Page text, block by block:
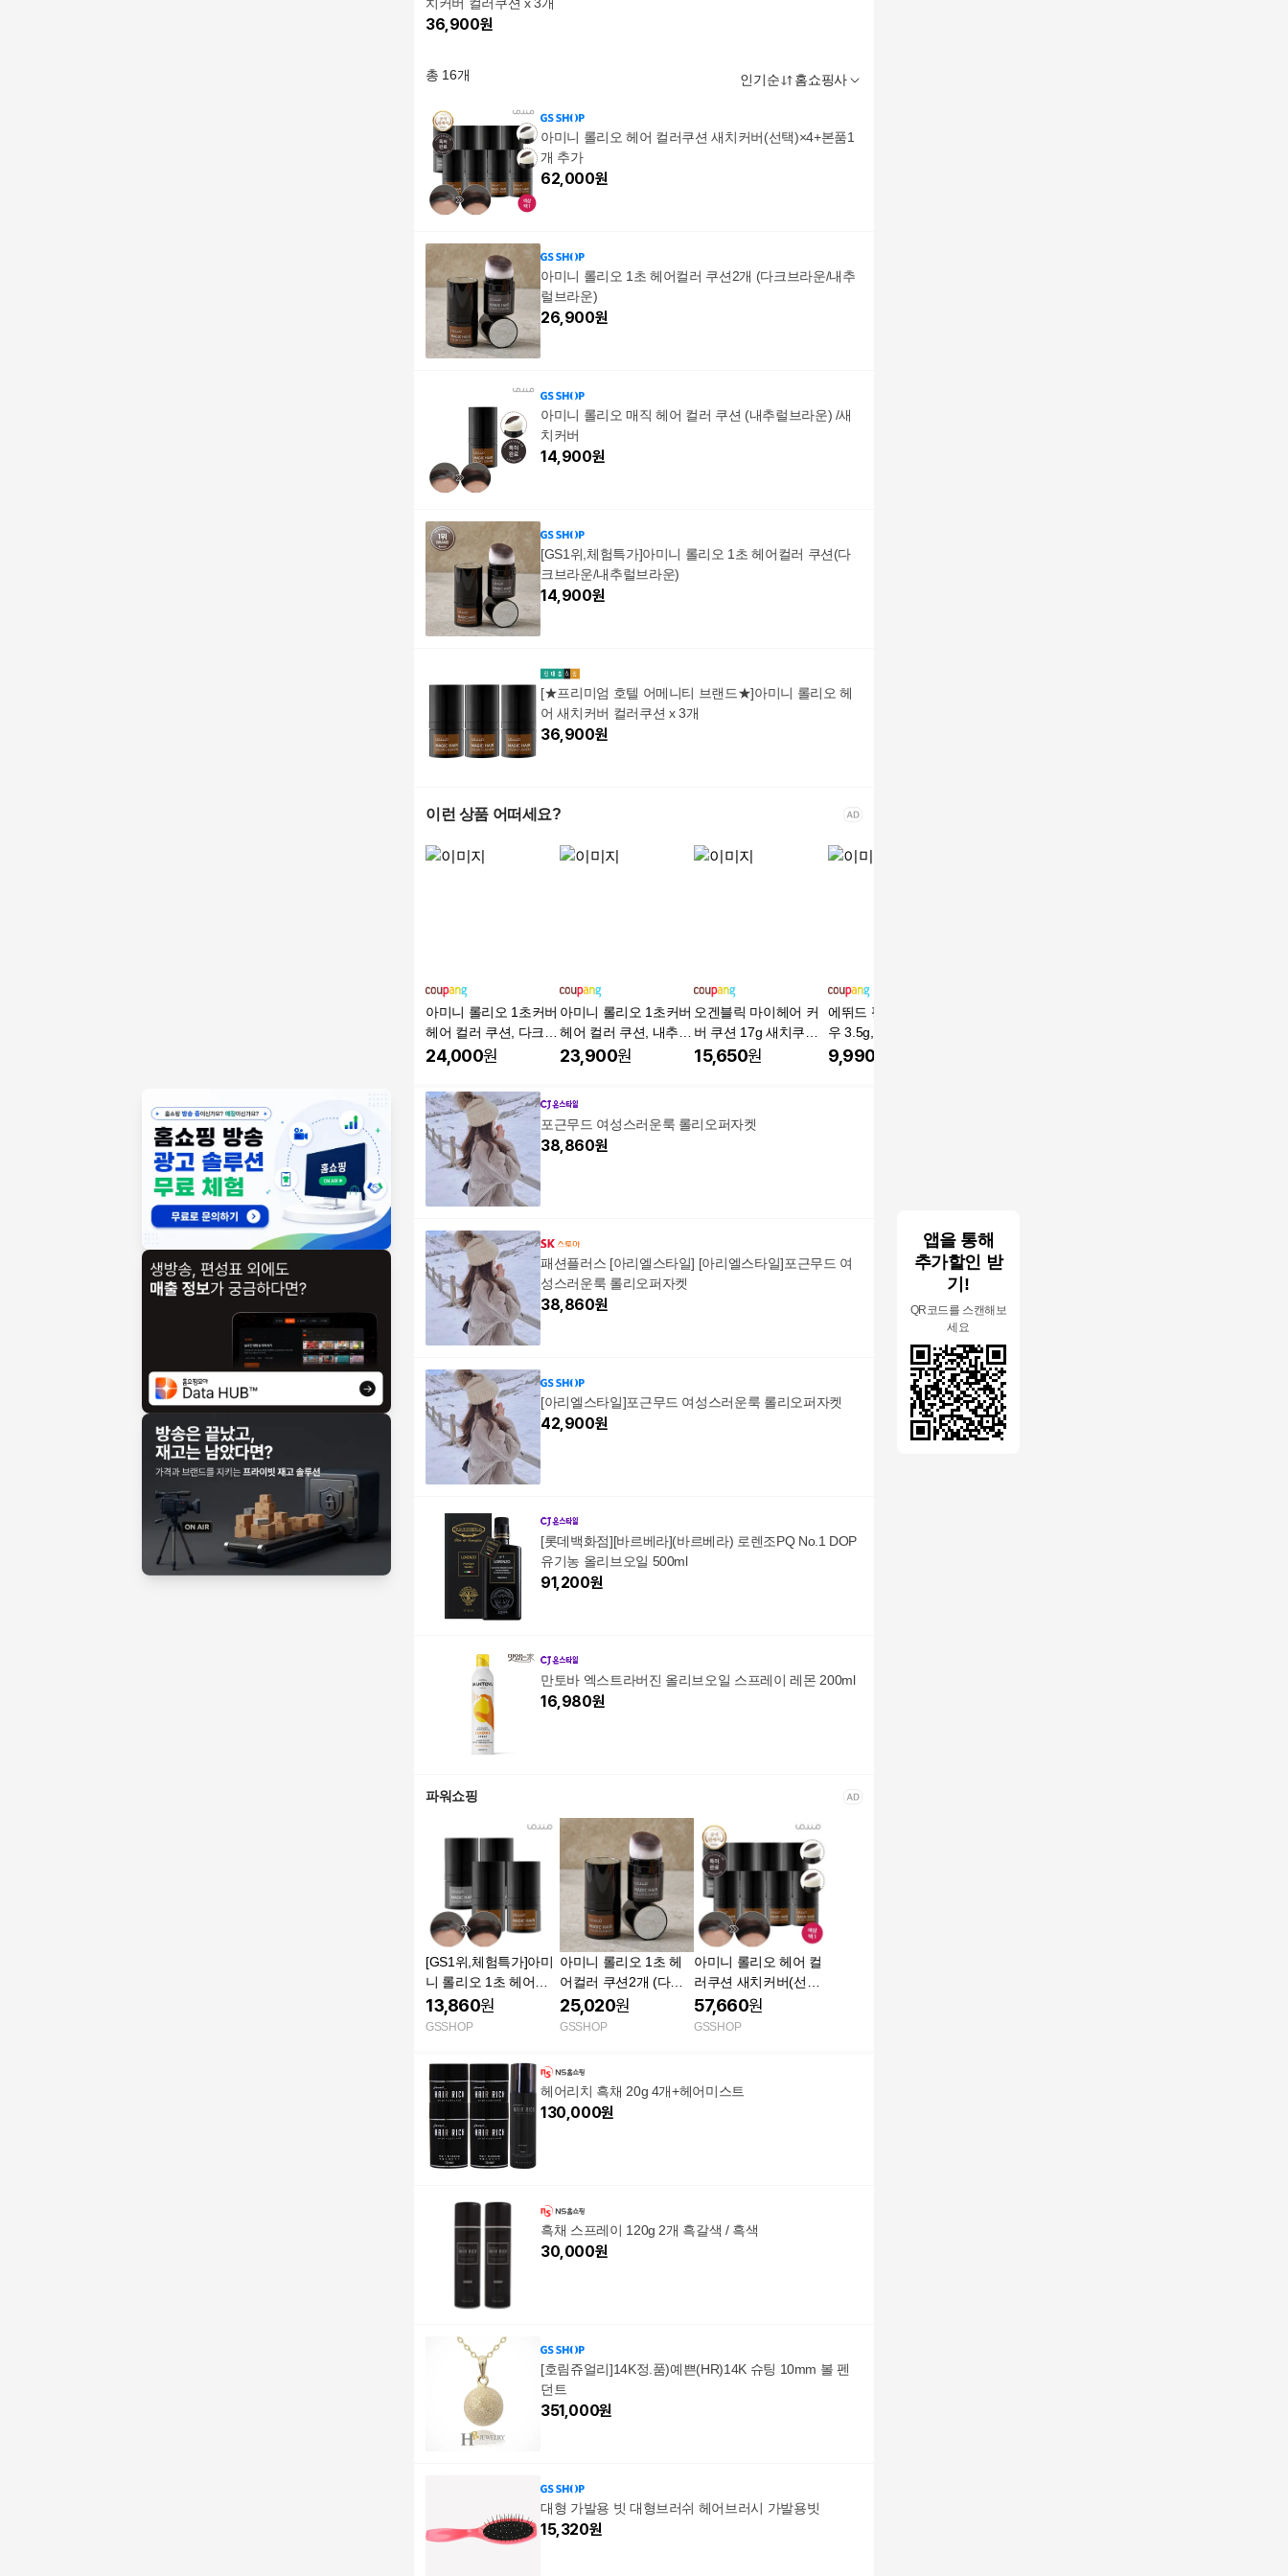
앱을 통해
추가할인 받
기!
QR코드를 스캔해보
세요
36,900원
총 16개 인기순 홈쇼핑사
아미니 롤리오 헤어 컬러쿠션 새치커버(선택)×4+본품1
개 추가
62,000원
아미니 롤리오 1초 헤어컬러 쿠션2개 (다크브라운/내추
럴브라운)
26,900원
아미니 롤리오 매직 헤어 컬러 쿠션 (내추럴브라운) /새
치커버
14,900원
[GS1위,체험특가]아미니 롤리오 1초 헤어컬러 쿠션(다
크브라운/내추럴브라운)
14,900원
[★프리미엄 호텔 어메니티 브랜드★]아미니 롤리오 헤
어 새치커버 컬러쿠션 x 3개
36,900원
이런 상품 어떠세요?
아미니 롤리오 1초커버
헤어 컬러 쿠션, 다크브
라운, 2개
24,000원
아미니 롤리오 1초커버
헤어 컬러 쿠션, 내추럴
브라운, 2개
23,900원
오겐블릭 마이헤어 커
버 쿠션 17g 새치쿠션
새치커버 헤어쿠션 흑
15,650원
에뛰드 팡팡 헤어 섀도
우 3.5g, 다크브라운, 1
개
9,990
포근무드 여성스러운룩 롤리오퍼자켓
38,860원
패션플러스 [아리엘스타일] [아리엘스타일]포근무드 여
성스러운룩 롤리오퍼자켓
38,860원
[아리엘스타일]포근무드 여성스러운룩 롤리오퍼자켓
42,900원
[롯데백화점][바르베라](바르베라) 로렌조PQ No.1 DOP
유기농 올리브오일 500ml
91,200원
만토바 엑스트라버진 올리브오일 스프레이 레몬 200ml
16,980원
파워쇼핑
[GS1위,체험특가]아미
니 롤리오 1초 헤어컬
러 쿠션(다크브라운/내
추럴브라운)
13,860원
GSSHOP
아미니 롤리오 1초 헤
어컬러 쿠션2개 (다크
브라운/내추럴브라운)
25,020원
GSSHOP
아미니 롤리오 헤어 컬
러쿠션 새치커버(선택)
×4+본품1개 추가
57,660원
GSSHOP
헤어리치 흑채 20g 4개+헤어미스트
130,000원
흑채 스프레이 120g 2개 흑갈색 / 흑색
30,000원
[호림쥬얼리]14K정.품)예쁜(HR)14K 슈팅 10mm 볼 펜
던트
351,000원
대형 가발용 빗 대형브러쉬 헤어브러시 가발용빗
15,320원